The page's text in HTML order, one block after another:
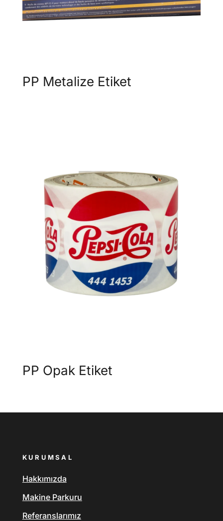
PP Metalize Etiket
PP Opak Etiket
KURUMSAL
Hakkımızda
Makine Parkuru
Referanslarımız